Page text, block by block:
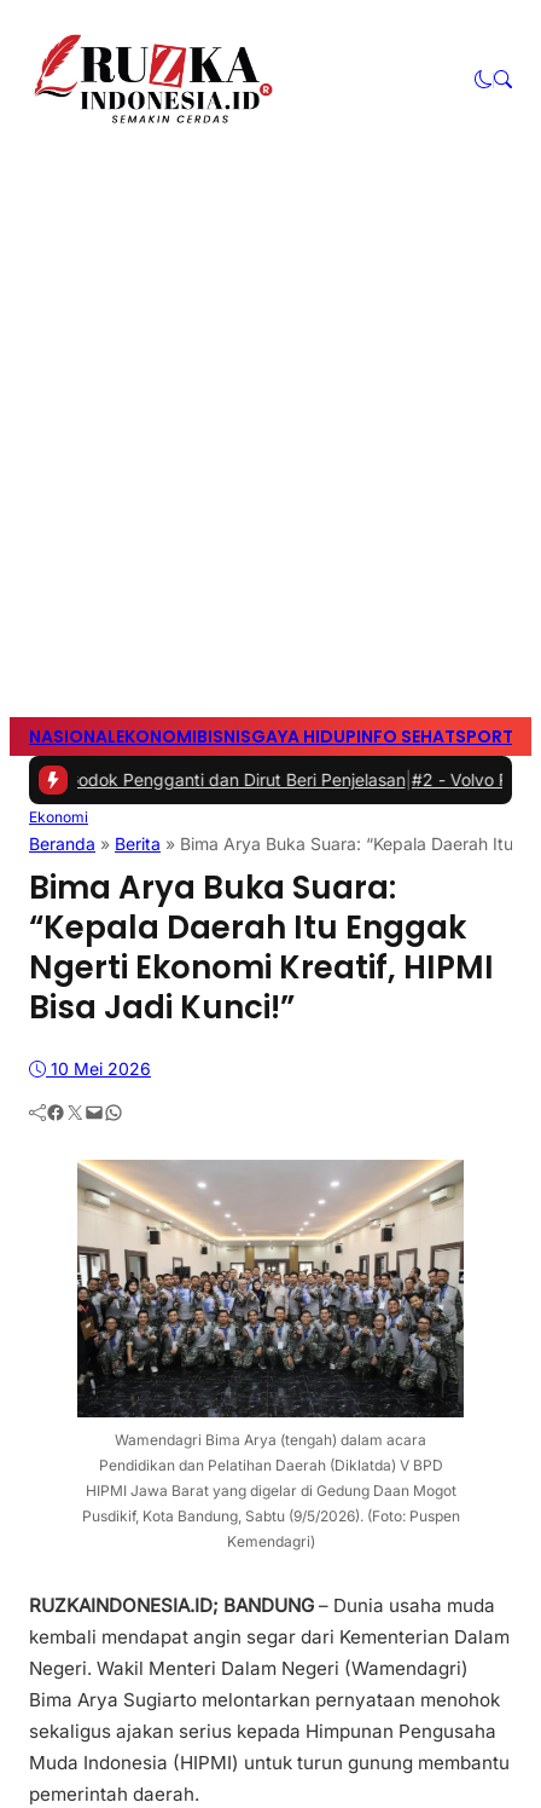
NASIONALEKONOMIBISNISGAYA HIDUPINFO SEHATSPORTS
Pengganti dan Dirut Beri Penjelasan|#2 -Volvo Rayakan 99
Ekonomi
Beranda » Berita » Bima Arya Buka Suara: “Kepala Daerah Itu
Bima Arya Buka Suara:
“Kepala Daerah Itu Enggak
Ngerti Ekonomi Kreatif, HIPMI
Bisa Jadi Kunci!”
10 Mei 2026
Facebook Twitter Mail WhatsApp
Wamendagri Bima Arya (tengah) dalam acara
Pendidikan dan Pelatihan Daerah (Diklatda) V BPD
HIPMI Jawa Barat yang digelar di Gedung Daan Mogot
Pusdikif, Kota Bandung, Sabtu (9/5/2026). (Foto: Puspen
Kemendagri)
RUZKAINDONESIA.ID; BANDUNG – Dunia usaha muda
kembali mendapat angin segar dari Kementerian Dalam
Negeri. Wakil Menteri Dalam Negeri (Wamendagri)
Bima Arya Sugiarto melontarkan pernyataan menohok
sekaligus ajakan serius kepada Himpunan Pengusaha
Muda Indonesia (HIPMI) untuk turun gunung membantu
pemerintah daerah.